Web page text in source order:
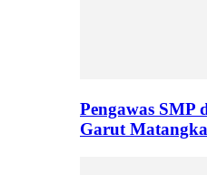
Pengawas SMP
Garut